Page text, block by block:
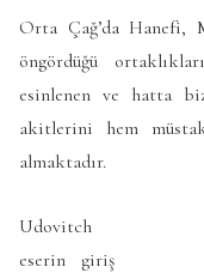
Orta Çağ’da Hanefi,
öngördüğü
esinlenen ve hatta
akitlerini hem
almaktadır.
Udovitch
eserin giriş